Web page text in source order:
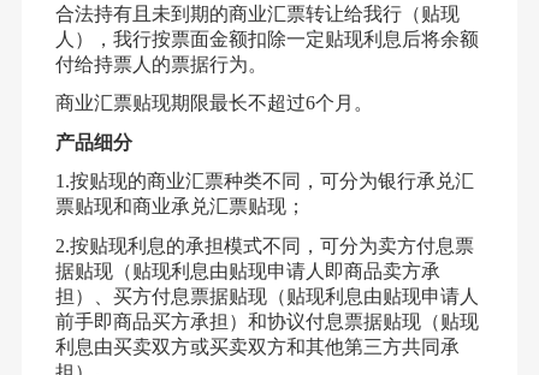
合法持有且未到期的商业汇票转让给我行（贴现
人），我行按票面金额扣除一定贴现利息后将余额
付给持票人的票据行为。
商业汇票贴现期限最长不超过6个月。
产品细分
1.按贴现的商业汇票种类不同，可分为银行承兑汇
票贴现和商业承兑汇票贴现；
2.按贴现利息的承担模式不同，可分为卖方付息票
据贴现（贴现利息由贴现申请人即商品卖方承
担）、买方付息票据贴现（贴现利息由贴现申请人
前手即商品买方承担）和协议付息票据贴现（贴现
利息由买卖双方或买卖双方和其他第三方共同承